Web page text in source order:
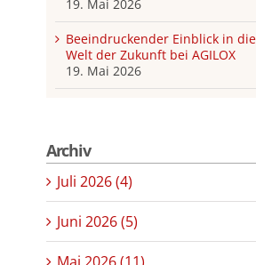
19. Mai 2026
Beeindruckender Einblick in die
Welt der Zukunft bei AGILOX
19. Mai 2026
Archiv
Juli 2026 (4)
Juni 2026 (5)